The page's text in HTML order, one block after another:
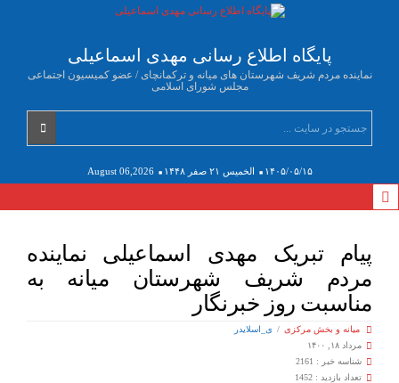
پایگاه اطلاع رسانی مهدی اسماعیلی
نماینده مردم شریف شهرستان های میانه و ترکمانچای / عضو کمیسیون اجتماعی
مجلس شورای اسلامی
۱۴۰۵/۰۵/۱۵ الخميس ۲۱ صفر ۱۴۴۸ August 06,2026
پیام تبریک مهدی اسماعیلی نماینده
مردم شریف شهرستان میانه به
مناسبت روز خبرنگار
میانه و بخش مرکزی / ی_اسلایدر
مرداد ۱۸, ۱۴۰۰
شناسه خبر : 2161
تعداد بازدید : 1452